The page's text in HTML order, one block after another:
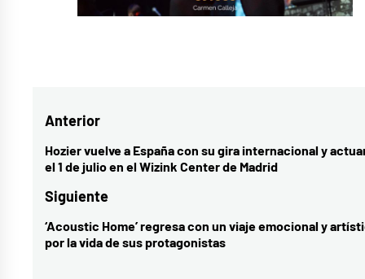
Navegación
de
entradas
Anterior
Entrada
anterior:
Hozier vuelve a España con su gira internacional y
el 1 de julio en el Wizink Center de Madrid
Siguiente
Entrada
siguiente:
‘Acoustic Home’ regresa con un viaje emocional y
por la vida de sus protagonistas